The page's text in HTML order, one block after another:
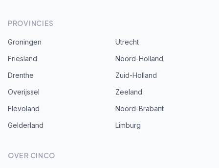
PROVINCIES
Groningen
Friesland
Drenthe
Overijssel
Flevoland
Gelderland
Utrecht
Noord-Holland
Zuid-Holland
Zeeland
Noord-Brabant
Limburg
OVER CINCO